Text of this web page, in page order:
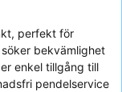
perfekt för
söker bekvämlighet
enkel tillgång till
pendelservice